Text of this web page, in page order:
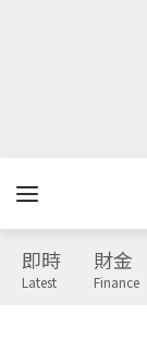
即時
Latest
財金
Finance